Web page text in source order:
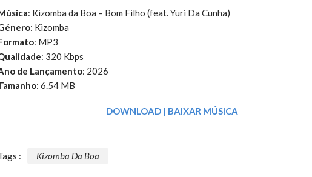
: Kizomba da Boa – Bom Filho (feat. Yuri Da Cunha)
: Kizomba
: MP3
: 320 Kbps
de Lançamento: 2026
: 6.54 MB
DOWNLOAD | BAIXAR MÚSICA
: Kizomba Da Boa